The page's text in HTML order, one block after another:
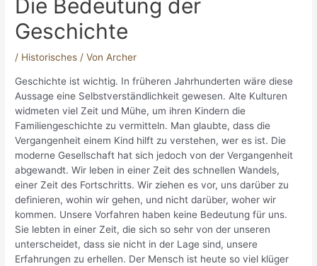
Die Bedeutung der
Geschichte
/ Historisches / VonArcher
Geschichte ist wichtig. In früheren Jahrhunderten wäre diese
Aussage eine Selbstverständlichkeit gewesen. Alte Kulturen
widmeten viel Zeit und Mühe, um ihren Kindern die
Familiengeschichte zu vermitteln. Man glaubte, dass die
Vergangenheit einem Kind hilft zu verstehen, wer es ist. Die
moderne Gesellschaft hat sich jedoch von der Vergangenheit
abgewandt. Wir leben in einer Zeit des schnellen Wandels,
einer Zeit des Fortschritts. Wir ziehen es vor, uns darüber zu
definieren, wohin wir gehen, und nicht darüber, woher wir
kommen. Unsere Vorfahren haben keine Bedeutung für uns.
Sie lebten in einer Zeit, die sich so sehr von der unseren
unterscheidet, dass sie nicht in der Lage sind, unsere
Erfahrungen zu erhellen. Der Mensch ist heute so viel klüger